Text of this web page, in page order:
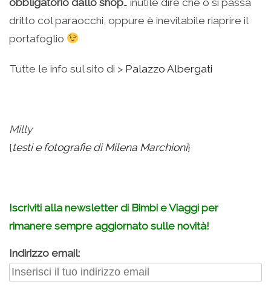
dritto col paraocchi, oppure è inevitabile riaprire il
portafoglio
Tutte le info sul sito di > Palazzo Albergati
Milly
{testi e fotografie di Milena Marchioni}
Iscriviti alla newsletter di Bimbi e Viaggi per
rimanere sempre aggiornato sulle novità!
Indirizzo email: